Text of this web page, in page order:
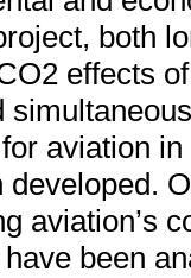
both
effects
aviation
developed.
aviation’s
been